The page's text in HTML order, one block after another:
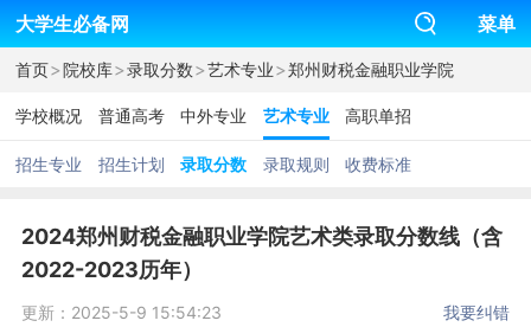
大学生必备网 菜单
首页>院校库>录取分数>艺术专业>郑州财税金融职业学院
学校概况 普通高考 中外专业 艺术专业 高职单招
招生专业 招生计划 录取分数 录取规则 收费标准
2024郑州财税金融职业学院艺术类录取分数线（含
2022-2023历年）
更新：2025-5-9 15:54:23 我要纠错